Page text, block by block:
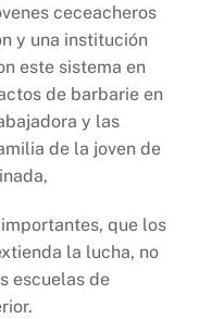
ceceacheros
y una institución
este sistema en
de barbarie en
y las
de la joven de
que los
la lucha, no
escuelas de